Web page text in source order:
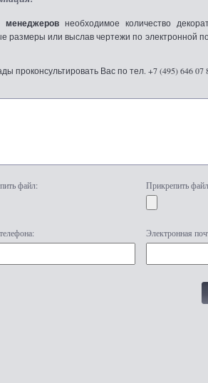
необходимое количество
или выслав чертежи по электронной
проконсультировать Вас по тел. +7 (495) 646
файл: Прикрепить
Электронная